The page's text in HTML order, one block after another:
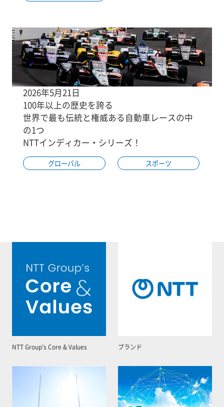
2026年5月21日
100年以上の歴史を誇る
世界で最も伝統と権威ある自動車レースの中
の1つ
NTTインディカー・シリーズ！
グローバル スポーツ
NTT Group’s Core & Values ブランド